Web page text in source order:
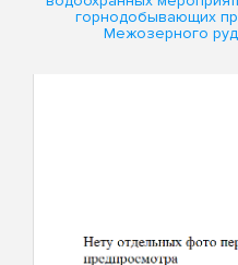
горнодобывающих
Межозерного